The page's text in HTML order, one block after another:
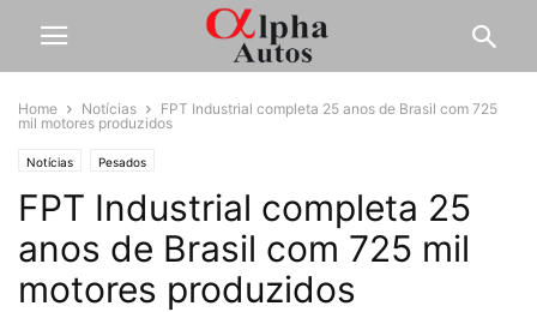
Home Notícias
FPT Industrial completa 25 anos de Brasil com 725
mil motores produzidos
Notícias Pesados
FPT Industrial completa 25
anos de Brasil com 725 mil
motores produzidos